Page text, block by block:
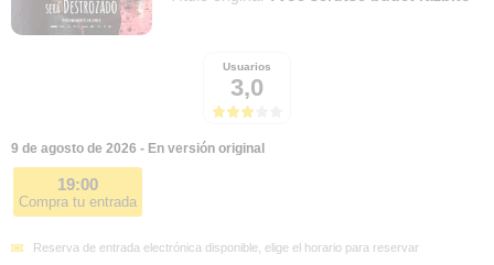
Usuarios
3,0
9 de agosto de 2026 - En versión original
19:00
Compra tu entrada
Reserva de entrada electrónica disponible, elige el horario para reservar